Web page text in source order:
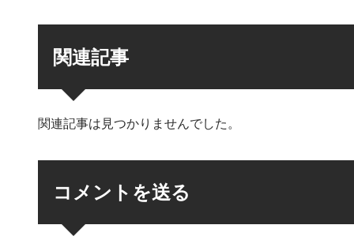
関連記事
関連記事は見つかりませんでした。
コメントを送る